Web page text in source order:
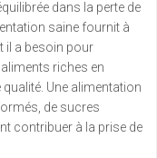
dans la perte de
saine fournit à
il a besoin pour
riches en
Une alimentation
de sucres
contribuer à la prise de